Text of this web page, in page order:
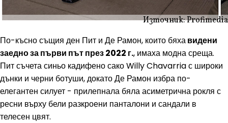
Източник: Profimedia
По-късно същия ден Пит и Де Рамон, които бяхавидени
заедно за първи път през 2022 г., имаха модна среща.
Пит съчета синьо кадифено сако Willy Chavarria с широки
дънки и черни ботуши, докато Де Рамон избра по-
елегантен силует - прилепнала бяла асиметрична рокля с
ресни върху бели разкроени панталони и сандали в
телесен цвят.